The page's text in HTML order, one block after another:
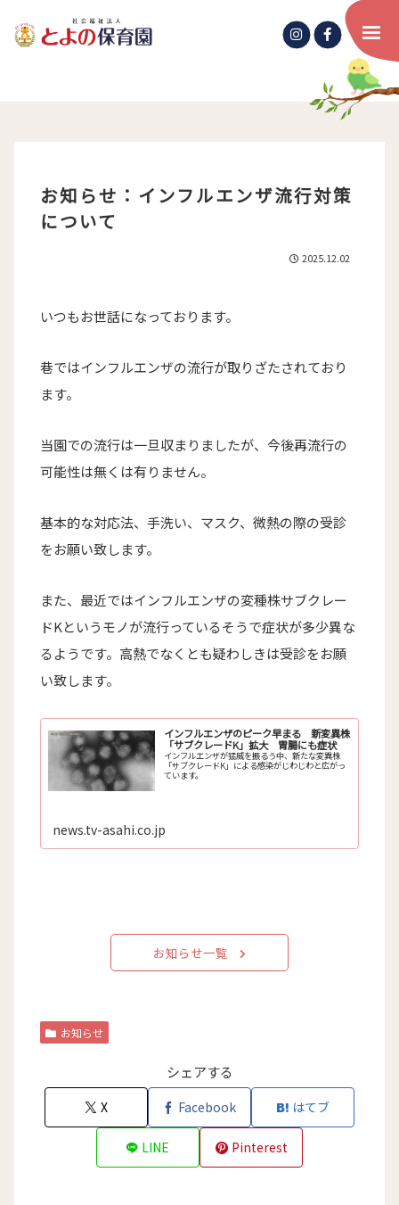
お知らせ：インフルエンザ流行対策
について
2025.12.02
いつもお世話になっております。
巷ではインフルエンザの流行が取りざたされており
ます。
当園での流行は一旦収まりましたが、今後再流行の
可能性は無くは有りません。
基本的な対応法、手洗い、マスク、微熱の際の受診
をお願い致します。
また、最近ではインフルエンザの変種株サブクレー
ドKというモノが流行っているそうで症状が多少異な
るようです。高熱でなくとも疑わしきは受診をお願
い致します。
インフルエンザのピーク早まる 新変異株
「サブクレードK」拡大 胃腸にも症状
インフルエンザが猛威を振るう中、新たな変異株
「サブクレードK」による感染がじわじわと広がっ
ています。
news.tv-asahi.co.jp
お知らせ一覧
お知らせ
シェアする
X Facebook はてブ
LINE Pinterest